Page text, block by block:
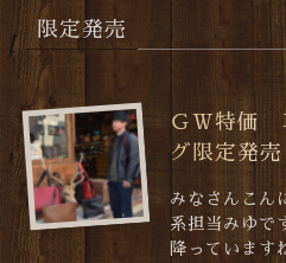
限定発売
ＧＷ特価
グ限定発売
みなさんこん
系担当みゆ
降っています